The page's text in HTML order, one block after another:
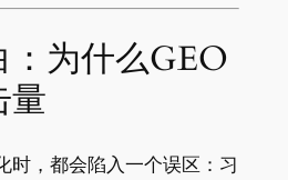
：为什么GEO
量
时，都会陷入一个误区：习